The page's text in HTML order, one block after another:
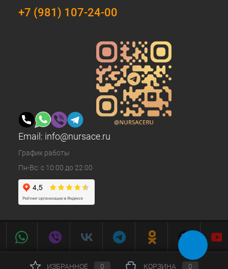
+7 (981) 107-24-00
Email: info@nursace.ru
График работы
Пн-Вс: с 10:00 до 22:00
ИЗБРАННОЕ 0 КОРЗИНА 0